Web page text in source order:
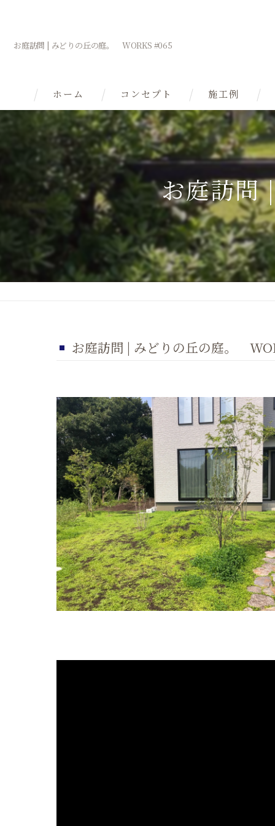
お庭訪問 | みどりの丘の庭。 WORKS #065
ホーム コンセプト
理念
自然の庭へ
在来種の庭
庭で自然観察
庭を育てる
施工例
お庭訪問
お庭訪問 | みどりの丘の庭。